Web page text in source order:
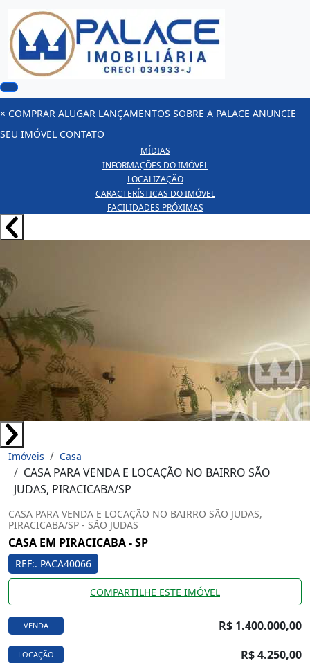
× COMPRAR ALUGAR LANÇAMENTOS SOBRE A PALACE ANUNCIE
SEU IMÓVEL CONTATO
MÍDIAS
INFORMAÇÕES DO IMÓVEL
LOCALIZAÇÃO
CARACTERÍSTICAS DO IMÓVEL
FACILIDADES PRÓXIMAS
Imóveis Casa
CASA PARA VENDA E LOCAÇÃO NO BAIRRO SÃO
JUDAS, PIRACICABA/SP
CASA PARA VENDA E LOCAÇÃO NO BAIRRO SÃO JUDAS,
PIRACICABA/SP - SÃO JUDAS
CASA EM PIRACICABA - SP
REF:. PACA40066
COMPARTILHE ESTE IMÓVEL
VENDA R$ 1.400.000,00
LOCAÇÃO R$ 4.250,00